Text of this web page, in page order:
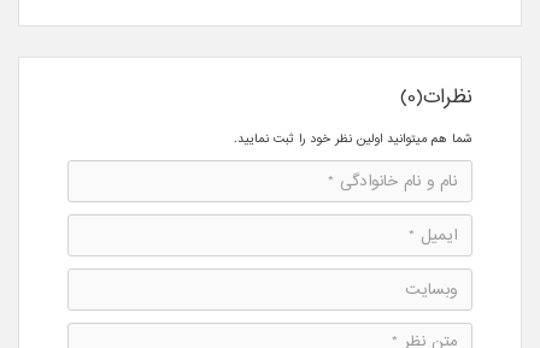
نظرات(0)
شما هم میتوانید اولین نظر خود را ثبت نمایید.